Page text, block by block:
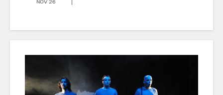
NOV 26